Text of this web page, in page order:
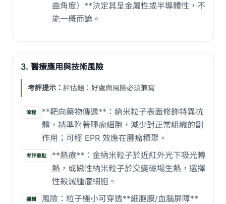
曲角度）**決定其呈金屬性或半導體性，不
能一概而論。
3. 醫療應用與技術風險
考評提示： 評估題：好處與風險必須兼寫
流程
**靶向藥物傳遞**：納米粒子表面修飾特異抗
體，精準附著腫瘤細胞，減少對正常組織的副
作用；可經 EPR 效應在腫瘤積聚。
考評重點
**熱療**：金納米粒子於近紅外光下吸光轉
熱，或磁性納米粒子於交變磁場生熱，選擇
性殺滅腫瘤細胞。
邏輯
風險：粒子極小可穿透**細胞膜/血腦屏障**